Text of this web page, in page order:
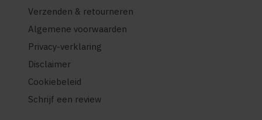
Verzenden & retourneren
Algemene voorwaarden
Privacy-verklaring
Disclaimer
Cookiebeleid
Schrijf een review